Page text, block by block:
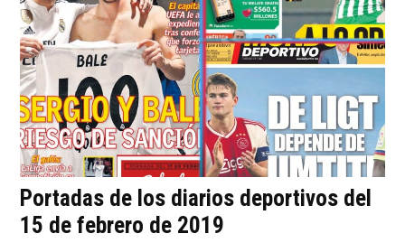
Portadas de los diarios deportivos del
15 de febrero de 2019